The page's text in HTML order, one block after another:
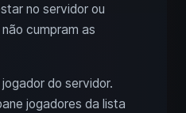
no servidor ou
cumpram as
do servidor.
jogadores da lista